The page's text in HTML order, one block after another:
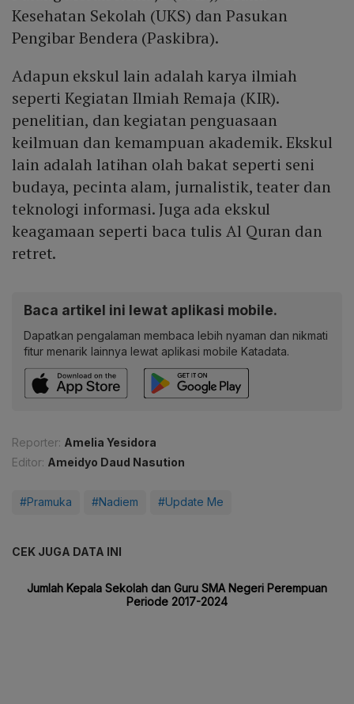
Kesehatan Sekolah (UKS) dan Pasukan
Pengibar Bendera (Paskibra).
Adapun ekskul lain adalah karya ilmiah
seperti Kegiatan Ilmiah Remaja (KIR).
penelitian, dan kegiatan penguasaan
keilmuan dan kemampuan akademik. Ekskul
lain adalah latihan olah bakat seperti seni
budaya, pecinta alam, jurnalistik, teater dan
teknologi informasi. Juga ada ekskul
keagamaan seperti baca tulis Al Quran dan
retret.
Baca artikel ini lewat aplikasi mobile.
Dapatkan pengalaman membaca lebih nyaman dan nikmati
fitur menarik lainnya lewat aplikasi mobile Katadata.
Reporter: Amelia Yesidora
Editor: Ameidyo Daud Nasution
#Pramuka #Nadiem #Update Me
CEK JUGA DATA INI